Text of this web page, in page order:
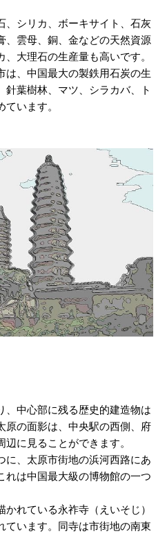
シリカ、ボーキサイト、石灰
、雲母、銅、金などの天然資源
大理石の生産量も高いです。
は、中国最大の製鉄用石炭の生
針葉樹林、マツ、シラカバ、ト
います。
中心部に残る歴史的建造物は
原の面影は、中央駅の西側、府
に見ることができます。
、太原市街地の浜河西路にあ
れは中国最大級の博物館の一つ
れている永祚寺（えいそじ）
ています。同寺は市街地の南東